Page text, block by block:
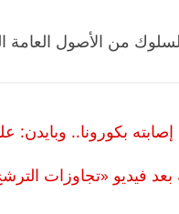
من الأصول العامة
بكورونا.. وبايدن:
«تجاوزات